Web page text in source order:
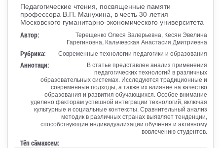
Педагогические чтения, посвященные памяти
профессора В.П. Манухина, в честь 30-летия
Московского гуманитарно-экономического университета
Автор:
Терещенко Олеся Валерьевна, Кесян Эвелина
Гарегиновна, Кальчевская Анастасия Дмитриевна
Рубрика: Современные технологии педагогики и образования
Аннотаци:
В статье представлен анализ применения
педагогических технологий в различных
образовательных системах. Исследуются традиционные и
современные подходы, а также их влияние на качество
образования и развития обучающихся. Особое внимание
уделено факторам успешной интеграции технологий, включая
культурные и социальные контексты. Сравнительный анализ
методик в различных странах выявляет тенденции,
способствующие индивидуализации обучения и активному
вовлечению студентов.
Тӗп сӑмахсем: